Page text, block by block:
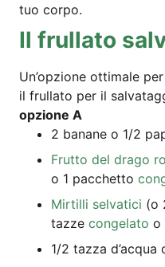
tuo corpo.
Il frul­la­to
Un’op­zio­ne otti­ma­le
il frul­la­to per il
opzio­ne A
2 bana­ne o 1/2
Frut­to del dra­go
o 1 pac­chet­to
Mir­til­li sel­va­ti­ci (o
taz­ze con­ge­la­to o
1/2 taz­za d’ac­qua